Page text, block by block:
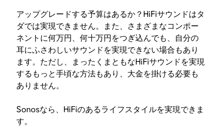
アップグレードする予算はあるか？HiFiサウンドはタ
ダでは実現できません。また、さまざまなコンポー
ネントに何万円、何十万円をつぎ込んでも、自分の
耳にふさわしいサウンドを実現できない場合もあり
ます。ただし、まったくまともなHiFiサウンドを実現
するもっと手頃な方法もあり、大金を掛ける必要も
ありません。
Sonosなら、HiFiのあるライフスタイルを実現できま
す。